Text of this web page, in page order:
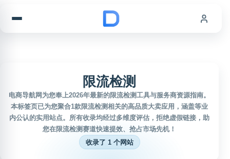
限流检测
电商导航网为您奉上2026年最新的限流检测工具与服务商资源指南。
本标签页已为您聚合1款限流检测相关的高品质大卖应用，涵盖等业
内公认的实用站点。所有收录均经过多维度评估，拒绝虚假链接，助
您在限流检测赛道快速提效、抢占市场先机！
收录了 1 个网站